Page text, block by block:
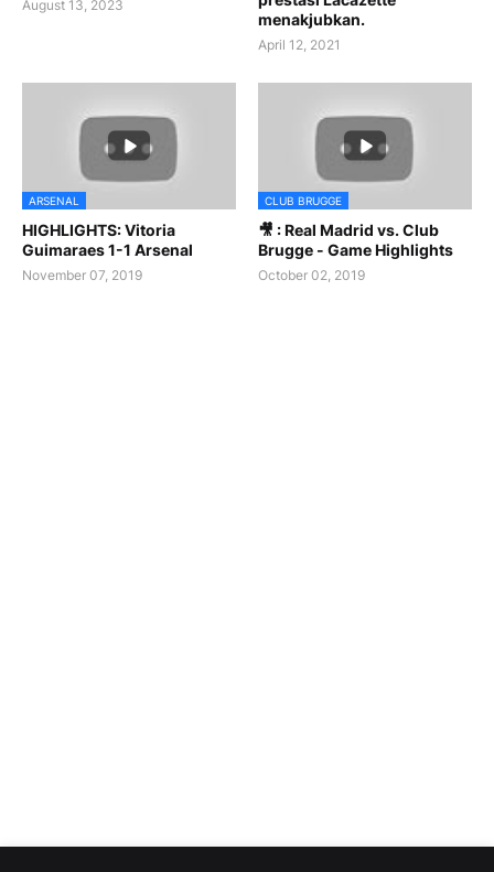
August 13, 2023
menakjubkan.
April 12, 2021
ARSENAL
HIGHLIGHTS: Vitoria
Guimaraes 1-1 Arsenal
November 07, 2019
CLUB BRUGGE
🎥 : Real Madrid vs. Club
Brugge - Game Highlights
October 02, 2019